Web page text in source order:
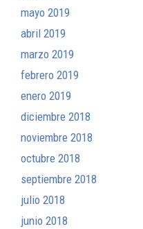
mayo 2019
abril 2019
marzo 2019
febrero 2019
enero 2019
diciembre 2018
noviembre 2018
octubre 2018
septiembre 2018
julio 2018
junio 2018